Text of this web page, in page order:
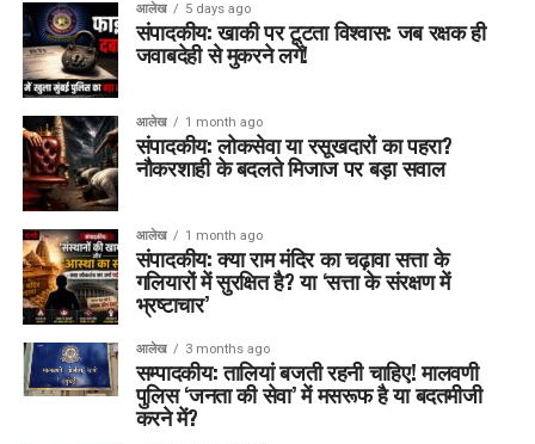
आलेख 5 days ago
संपादकीय: खाकी पर टूटता विश्वास: जब रक्षक ही
जवाबदेही से मुकरने लगें!
आलेख 1 month ago
संपादकीय: लोकसेवा या रसूखदारों का पहरा?
नौकरशाही के बदलते मिजाज पर बड़ा सवाल
आलेख 1 month ago
संपादकीय: क्या राम मंदिर का चढ़ावा सत्ता के
गलियारों में सुरक्षित है? या ‘सत्ता के संरक्षण में
भ्रष्टाचार’
आलेख 3 months ago
सम्पादकीय: तालियां बजती रहनी चाहिए! मालवणी
पुलिस ‘जनता की सेवा’ में मसरूफ है या बदतमीजी
करने में?